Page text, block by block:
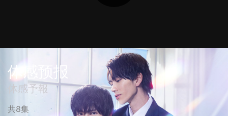
体感预报
体感予報
共8集